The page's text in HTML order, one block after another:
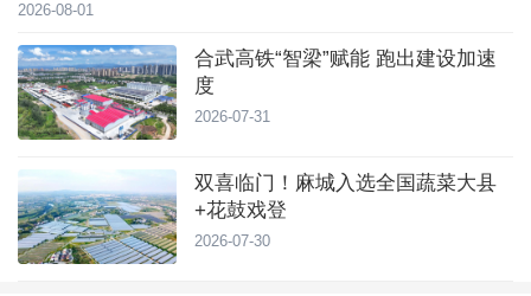
2026-08-01
合武高铁“智梁”赋能 跑出建设加速
度
2026-07-31
双喜临门！麻城入选全国蔬菜大县
+花鼓戏登
2026-07-30